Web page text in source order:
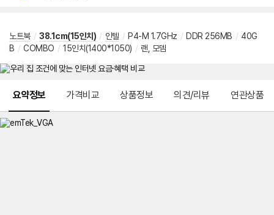
노트북 / 38.1cm(15인치) / 인텔 / P4-M 1.7GHz / DDR 256MB / 40G
B / COMBO / 15인치(1400*1050) / 랜, 모뎀
요약정보 가격비교 상품정보 의견/리뷰 연관상품